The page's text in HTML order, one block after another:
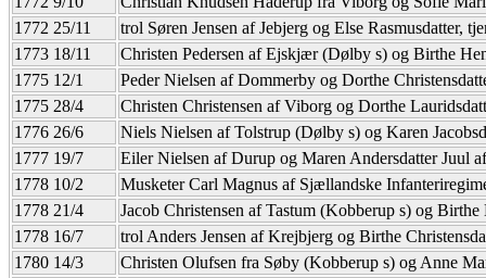
1772 25/11
trol Søren Jensen af Jebjerg og Else Rasmusdatter,
1773 18/11
Christen Pedersen af Ejskjær (Dølby s) og Birthe
1775 12/1
Peder Nielsen af Dommerby og Dorthe
1775 28/4
Christen Christensen af Viborg og Dorthe
1776 26/6
Niels Nielsen af Tolstrup (Dølby s) og Karen
1777 19/7
Eiler Nielsen af Durup og Maren Andersdatter Juul
1778 10/2
Musketer Carl Magnus af Sjællandske
1778 21/4
Jacob Christensen af Tastum (Kobberup s) og
1778 16/7
trol Anders Jensen af Krejbjerg og Birthe
1780 14/3
Christen Olufsen fra Søby (Kobberup s) og Anne